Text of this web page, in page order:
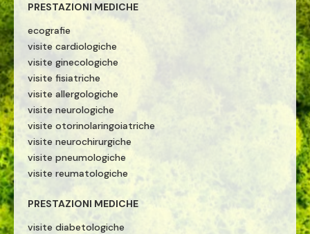
PRESTAZIONI MEDICHE
ecografie
visite cardiologiche
visite ginecologiche
visite fisiatriche
visite allergologiche
visite neurologiche
visite otorinolaringoiatriche
visite neurochirurgiche
visite pneumologiche
visite reumatologiche
PRESTAZIONI MEDICHE
visite diabetologiche